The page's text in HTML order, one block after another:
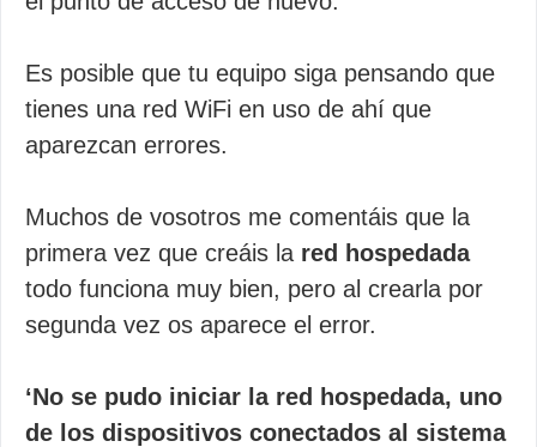
Es posible que tu equipo siga pensando que
tienes una red WiFi en uso de ahí que
aparezcan errores.
Muchos de vosotros me comentáis que la
primera vez que creáis la red hospedada
todo funciona muy bien, pero al crearla por
segunda vez os aparece el error.
‘No se pudo iniciar la red hospedada, uno
de los dispositivos conectados al sistema